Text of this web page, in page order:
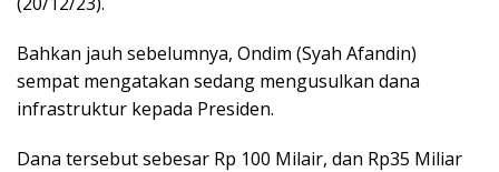
Bahkan jauh sebelumnya, Ondim (Syah Afandin)
sempat mengatakan sedang mengusulkan dana
infrastruktur kepada Presiden.
Dana tersebut sebesar Rp 100 Milair, dan Rp35 Miliar